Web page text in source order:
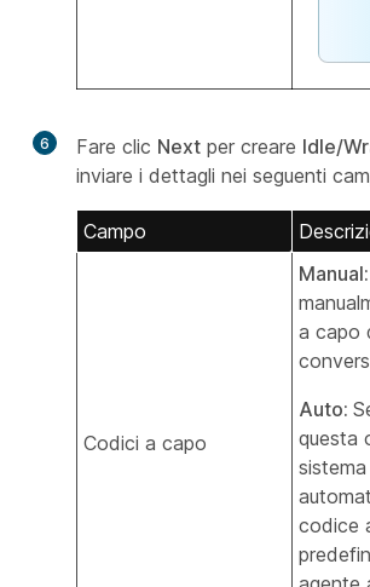
6 Fare clic Next per creare Idle/
inviare i dettagli nei seguenti
Campo
Codici a capo
Manual:
a capo
Auto:
questa
codice